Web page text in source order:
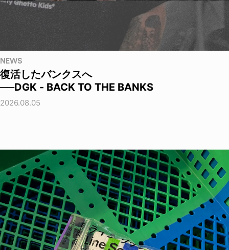
NEWS
復活したバンクスへ
──DGK - BACK TO THE BANKS
2026.08.05